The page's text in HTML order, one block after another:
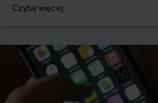
urzędzie i ile to kosztuje? Krok po kroku
Czytaj więcej